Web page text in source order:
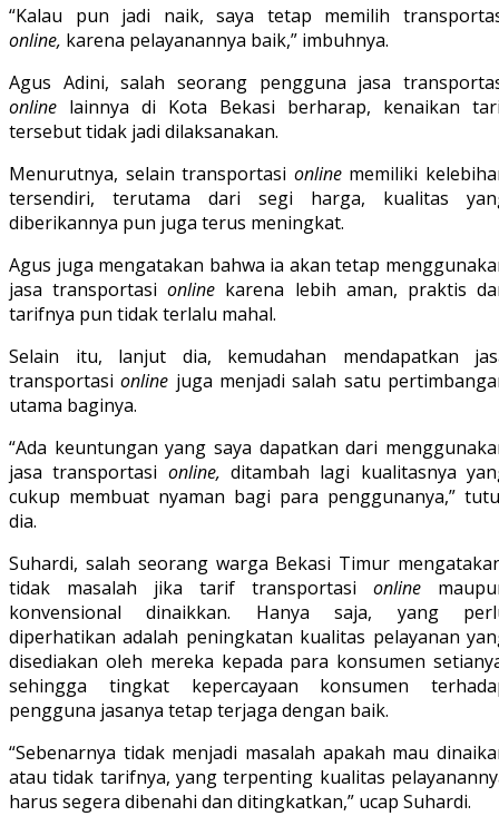
“Kalau pun jadi naik, saya tetap memilih
online, karena pelayanannya baik,” imbuhnya.
Agus Adini, salah seorang pengguna jasa
online lainnya di Kota Bekasi berharap, kenaikan
tersebut tidak jadi dilaksanakan.
Menurutnya, selain transportasi onlinememiliki
tersendiri, terutama dari segi harga, kualitas
diberikannya pun juga terus meningkat.
Agus juga mengatakan bahwa ia akan tetap
jasa transportasionline karena lebih aman, praktis
tarifnya pun tidak terlalu mahal.
Selain itu, lanjut dia, kemudahan mendapatkan
transportasionline juga menjadi salah satu
utama baginya.
“Ada keuntungan yang saya dapatkan dari
jasa transportasi online,ditambah lagi kualitasnya
cukup membuat nyaman bagi para penggunanya,”
dia.
Suhardi, salah seorang warga Bekasi Timur
tidak masalah jika tarif transportasi online
konvensional dinaikkan. Hanya saja, yang
diperhatikan adalah peningkatan kualitas pelayanan
disediakan oleh mereka kepada para konsumen
sehingga tingkat kepercayaan konsumen
pengguna jasanya tetap terjaga dengan baik.
“Sebenarnya tidak menjadi masalah apakah mau
atau tidak tarifnya, yang terpenting kualitas
harus segera dibenahi dan ditingkatkan,” ucap Suhardi.